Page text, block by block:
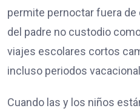
permite pernoctar fuera
del padre no custodio
viajes escolares cortos
incluso periodos
Cuando las y los niños